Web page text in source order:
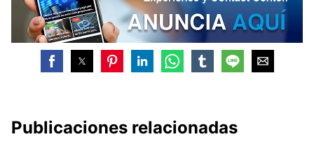
Publicaciones relacionadas